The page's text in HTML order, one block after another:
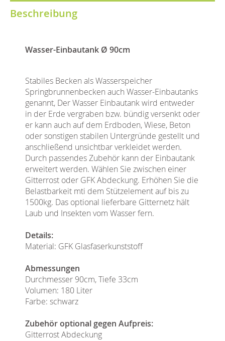
Beschreibung
Wasser-Einbautank Ø 90cm
Stabiles Becken als Wasserspeicher
Springbrunnenbecken auch Wasser-Einbautanks
genannt, Der Wasser Einbautank wird entweder
in der Erde vergraben bzw. bündig versenkt oder
er kann auch auf dem Erdboden, Wiese, Beton
oder sonstigen stabilen Untergründe gestellt und
anschließend unsichtbar verkleidet werden.
Durch passendes Zubehör kann der Einbautank
erweitert werden. Wählen Sie zwischen einer
Gitterrost oder GFK Abdeckung. Erhöhen Sie die
Belastbarkeit mti dem Stützelement auf bis zu
1500kg. Das optional lieferbare Gitternetz hält
Laub und Insekten vom Wasser fern.
Details:
Material: GFK Glasfaserkunststoff
Abmessungen
Durchmesser 90cm, Tiefe 33cm
Volumen: 180 Liter
Farbe: schwarz
Zubehör optional gegen Aufpreis:
Gitterrost Abdeckung